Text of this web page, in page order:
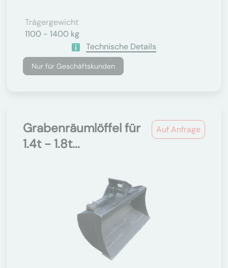
Trägergewicht
1100 - 1400 kg
Technische Details
Nur für Geschäftskunden
Auf Anfrage
Grabenräumlöffel für
1.4t - 1.8t...